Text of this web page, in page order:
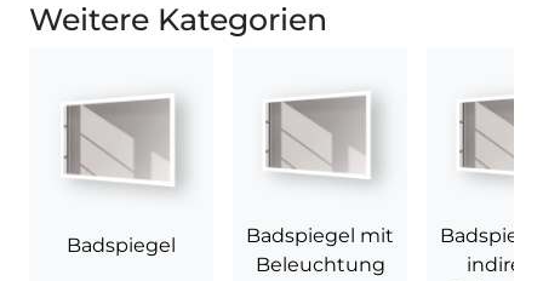
Weitere Kategorien
Badspiegel
Badspiegel mit
Beleuchtung